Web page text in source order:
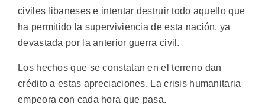
civiles libaneses e intentar destruir todo aquello que
ha permitido la superviviencia de esta nación, ya
devastada por la anterior guerra civil.
Los hechos que se constatan en el terreno dan
crédito a estas apreciaciones. La crisis humanitaria
empeora con cada hora que pasa.